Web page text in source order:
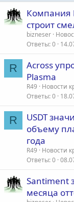
Компания
строит
bizneser
Ответы 0
R
Across
Plasma
R49
Новости
Ответы 0
R
USDT
объему
года
R49
Новости
Ответы 0
Santiment
месяца